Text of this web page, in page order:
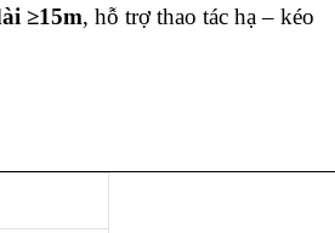
≥15m, hỗ trợ thao tác hạ – kéo